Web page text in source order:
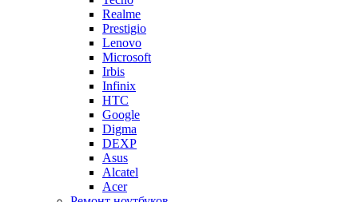
Realme
Prestigio
Lenovo
Microsoft
Irbis
Infinix
HTC
Google
Digma
DEXP
Asus
Alcatel
Acer